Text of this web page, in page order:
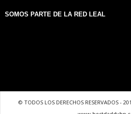
SOMOS PARTE DE LA RED LEAL
© TODOS LOS DERECHOS RESERVADOS -